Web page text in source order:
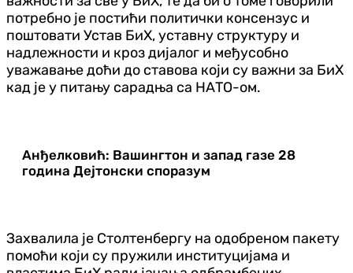
потребно је постићи политички консензус и
поштовати Устав БиХ, уставну структуру и
надлежности и кроз дијалог и међусобно
уважавање доћи до ставова који су важни за БиХ
кад је у питању сарадња са НАТО-ом.
Анђелковић: Вашингтон и запад газе 28
година Дејтонски споразум
Захвалила је Столтенбергу на одобреном пакету
помоћи који су пружили институцијама и